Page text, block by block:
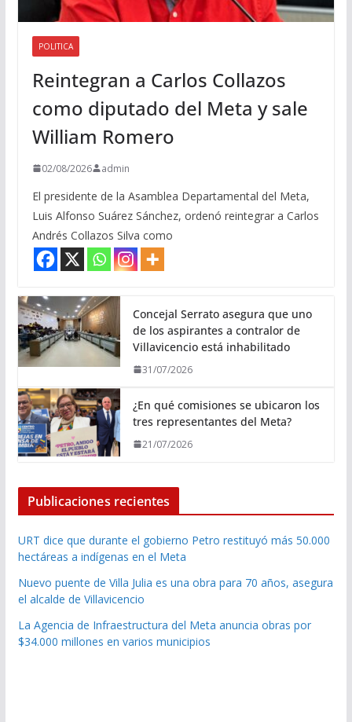
POLITICA
Reintegran a Carlos Collazos
como diputado del Meta y sale
William Romero
02/08/2026 admin
El presidente de la Asamblea Departamental del Meta,
Luis Alfonso Suárez Sánchez, ordenó reintegrar a Carlos
Andrés Collazos Silva como
Concejal Serrato asegura que uno
de los aspirantes a contralor de
Villavicencio está inhabilitado
31/07/2026
¿En qué comisiones se ubicaron los
tres representantes del Meta?
21/07/2026
Publicaciones recientes
URT dice que durante el gobierno Petro restituyó más 50.000
hectáreas a indígenas en el Meta
Nuevo puente de Villa Julia es una obra para 70 años, asegura
el alcalde de Villavicencio
La Agencia de Infraestructura del Meta anuncia obras por
$34.000 millones en varios municipios